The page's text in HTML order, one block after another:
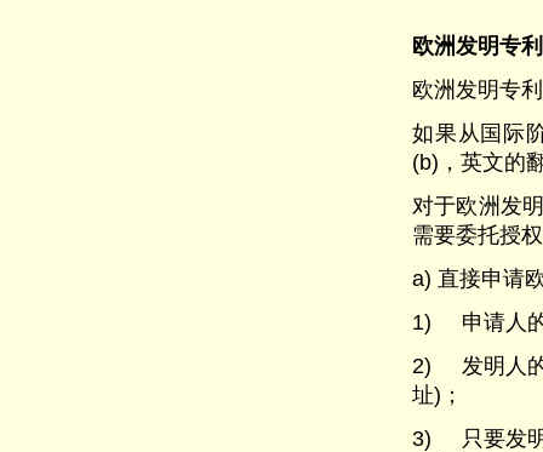
欧洲发明专利
欧洲发明专
如果从国际
(b)，英文的
对于欧洲发
需要委托授
a) 直接申请
1) 申请人
2) 发明人的
址)；
3) 只要发明